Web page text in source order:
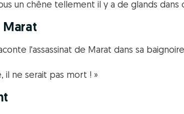
un chêne tellement il y a de glands dans
Marat
l'assassinat de Marat dans sa
il ne serait pas mort ! »